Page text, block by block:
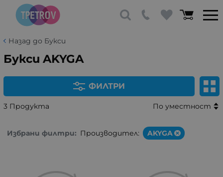
Назад до Букси
Букси AKYGA
ФИЛТРИ
3 Продукта По уместност
Избрани филтри: Производител: AKYGA